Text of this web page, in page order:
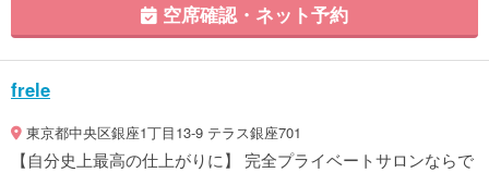
空席確認・ネット予約
frele
東京都中央区銀座1丁目13-9 テラス銀座701
【自分史上最高の仕上がりに】 完全プライベートサロンならで